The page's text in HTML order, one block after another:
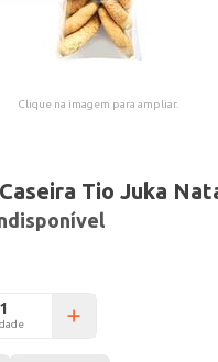
Clique na imagem para ampliar.
Tio Juka